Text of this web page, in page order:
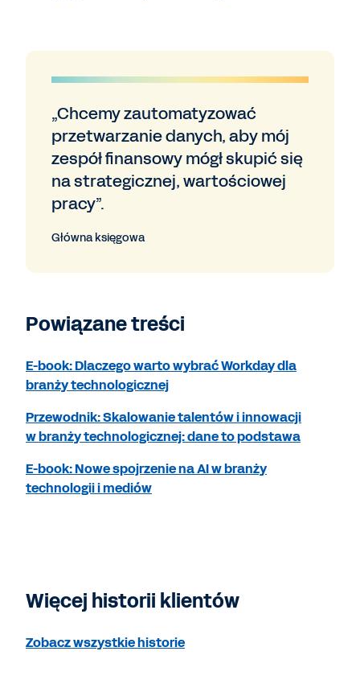
„Chcemy zautomatyzować
przetwarzanie danych, aby mój
zespół finansowy mógł skupić się
na strategicznej, wartościowej
pracy”.
Główna księgowa
Powiązane treści
E-book: Dlaczego warto wybrać Workday dla
branży technologicznej
Przewodnik: Skalowanie talentów i innowacji
w branży technologicznej: dane to podstawa
E-book: Nowe spojrzenie na AI w branży
technologii i mediów
Więcej historii klientów
Zobacz wszystkie historie